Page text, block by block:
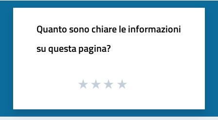
Quanto sono chiare le informazioni
su questa pagina?